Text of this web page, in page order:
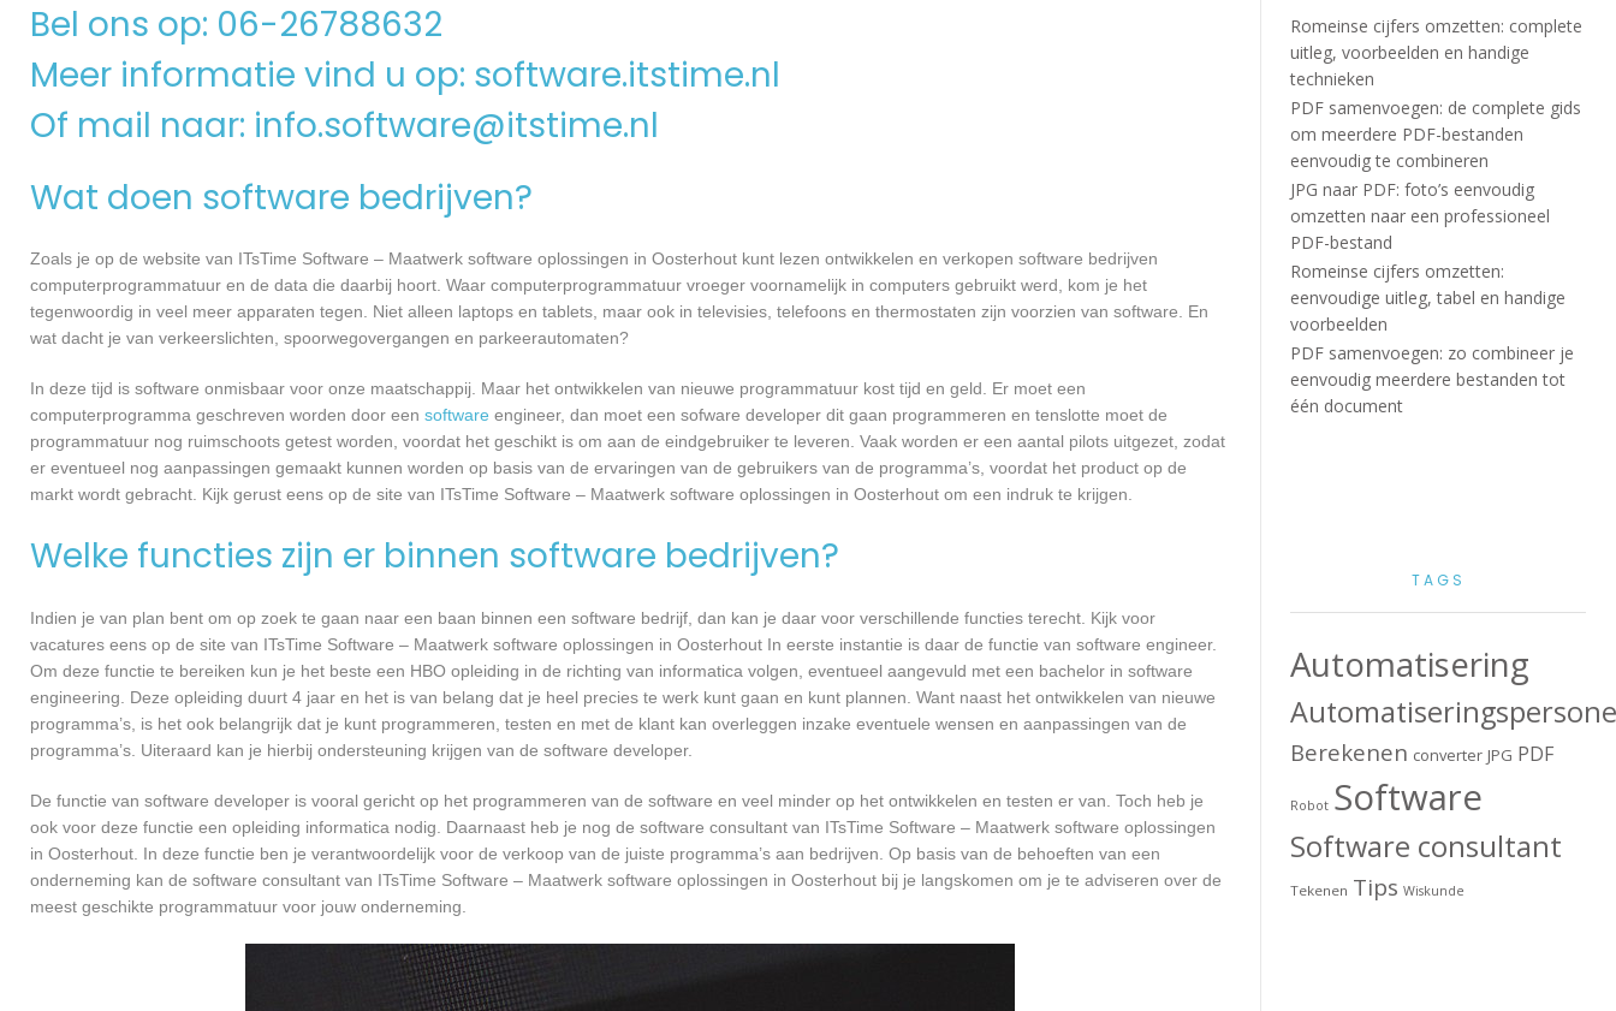
Bel ons op: 06-26788632
Meer informatie vind u op: software.itstime.nl
Of mail naar: info.software@itstime.nl
Wat doen software bedrijven?
Zoals je op de website van ITsTime Software – Maatwerk software oplossingen in Oosterhout kunt lezen ontwikkelen en verkopen software bedrijven
computerprogrammatuur en de data die daarbij hoort. Waar computerprogrammatuur vroeger voornamelijk in computers gebruikt werd, kom je het
tegenwoordig in veel meer apparaten tegen. Niet alleen laptops en tablets, maar ook in televisies, telefoons en thermostaten zijn voorzien van software. En
wat dacht je van verkeerslichten, spoorwegovergangen en parkeerautomaten?
In deze tijd is software onmisbaar voor onze maatschappij. Maar het ontwikkelen van nieuwe programmatuur kost tijd en geld. Er moet een
computerprogramma geschreven worden door een software engineer, dan moet een sofware developer dit gaan programmeren en tenslotte moet de
programmatuur nog ruimschoots getest worden, voordat het geschikt is om aan de eindgebruiker te leveren. Vaak worden er een aantal pilots uitgezet, zodat
er eventueel nog aanpassingen gemaakt kunnen worden op basis van de ervaringen van de gebruikers van de programma’s, voordat het product op de
markt wordt gebracht. Kijk gerust eens op de site van ITsTime Software – Maatwerk software oplossingen in Oosterhout om een indruk te krijgen.
Welke functies zijn er binnen software bedrijven?
Indien je van plan bent om op zoek te gaan naar een baan binnen een software bedrijf, dan kan je daar voor verschillende functies terecht. Kijk voor
vacatures eens op de site van ITsTime Software – Maatwerk software oplossingen in Oosterhout In eerste instantie is daar de functie van software engineer.
Om deze functie te bereiken kun je het beste een HBO opleiding in de richting van informatica volgen, eventueel aangevuld met een bachelor in software
engineering. Deze opleiding duurt 4 jaar en het is van belang dat je heel precies te werk kunt gaan en kunt plannen. Want naast het ontwikkelen van nieuwe
programma’s, is het ook belangrijk dat je kunt programmeren, testen en met de klant kan overleggen inzake eventuele wensen en aanpassingen van de
programma’s. Uiteraard kan je hierbij ondersteuning krijgen van de software developer.
De functie van software developer is vooral gericht op het programmeren van de software en veel minder op het ontwikkelen en testen er van. Toch heb je
ook voor deze functie een opleiding informatica nodig. Daarnaast heb je nog de software consultant van ITsTime Software – Maatwerk software oplossingen
in Oosterhout. In deze functie ben je verantwoordelijk voor de verkoop van de juiste programma’s aan bedrijven. Op basis van de behoeften van een
onderneming kan de software consultant van ITsTime Software – Maatwerk software oplossingen in Oosterhout bij je langskomen om je te adviseren over de
meest geschikte programmatuur voor jouw onderneming.
Romeinse cijfers omzetten: complete
uitleg, voorbeelden en handige
technieken
PDF samenvoegen: de complete gids
om meerdere PDF-bestanden
eenvoudig te combineren
JPG naar PDF: foto’s eenvoudig
omzetten naar een professioneel
PDF-bestand
Romeinse cijfers omzetten:
eenvoudige uitleg, tabel en handige
voorbeelden
PDF samenvoegen: zo combineer je
eenvoudig meerdere bestanden tot
één document
TAGS
Automatisering
Berekenen converter JPG PDF
Robot Software
Software consultant
Tekenen Tips Wiskunde